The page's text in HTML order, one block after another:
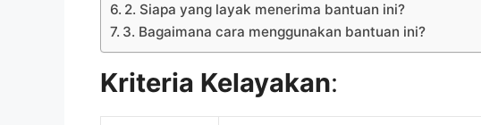
2. Siapa yang layak menerima bantuan ini?
3. Bagaimana cara menggunakan bantuan ini?
Kriteria Kelayakan: